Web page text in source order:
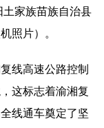
家族苗族自治县
照片）。
线高速公路控制
这标志着渝湘复
线通车奠定了坚